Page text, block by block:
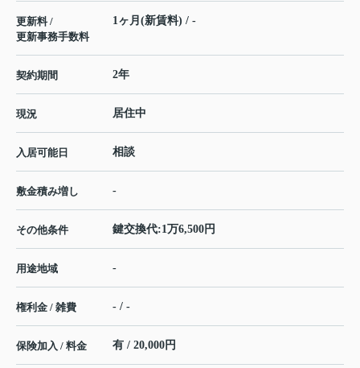
更新料 /
更新事務手数料
1ヶ月(新賃料) / -
契約期間 2年
現況 居住中
入居可能日 相談
敷金積み増し -
その他条件 鍵交換代:1万6,500円
用途地域 -
権利金 / 雑費 - / -
保険加入 / 料金 有 / 20,000円